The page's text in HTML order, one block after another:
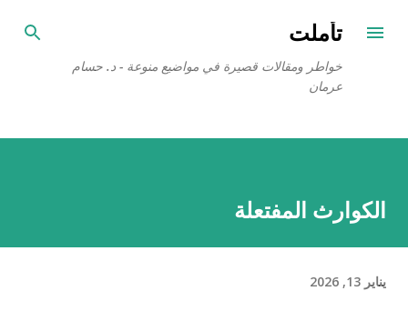
تأملت
خواطر ومقالات قصيرة في مواضيع منوعة - د. حسام
عرمان
الكوارث المفتعلة
يناير 13, 2026